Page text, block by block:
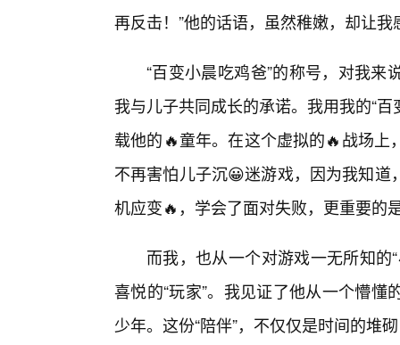
再反击！”他的话语，虽然稚嫩，却让
“百变小晨吃鸡爸”的称号，对我
我与儿子共同成长的承诺。我用我的“
载他的🔥童年。在这个虚拟的🔥战场
不再害怕儿子沉😀迷游戏，因为我知
机应变🔥，学会了面对失败，更重要的
而我，也从一个对游戏一无所知的
喜悦的“玩家”。我见证了他从一个懵
少年。这份“陪伴”，不仅仅是时间的堆